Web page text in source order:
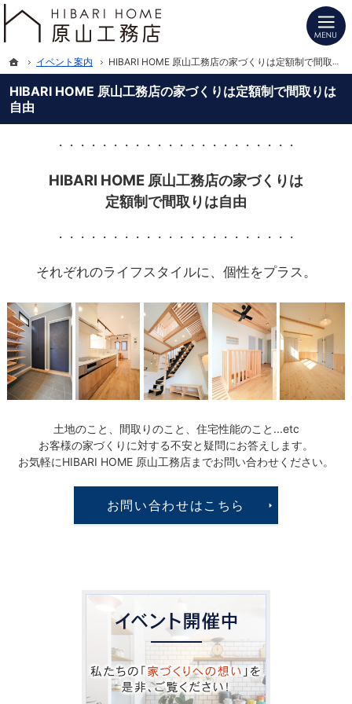
HIBARI HOME 原山工務店の家づくりは定額制で間取りは
自由
プロの目線からご提案。長野県北信の注文住宅・新築戸建てを手がける工務店なら
長野県北信の新築・注文住宅・新築戸建てを手がけるHIBARI HOME原山工務店
・・・・・・・・・・・・・・・・・・・・・・
HIBARI HOME 原山工務店の家づくりは
定額制で間取りは自由
・・・・・・・・・・・・・・・・・・・・・・
それぞれのライフスタイルに、個性をプラス。
土地のこと、間取りのこと、住宅性能のこと...etc
お客様の家づくりに対する不安と疑問にお答えします。
お気軽にHIBARI HOME 原山工務店までお問い合わせください。
お問い合わせはこちら
ホーム
イベント案内 HIBARI HOME 原山工務店の家づくりは定額制で間取りは自由